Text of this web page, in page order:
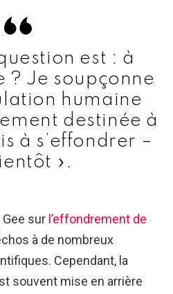
est : à
? Je soupçonne
humaine
destinée à
à s’effondrer –
».
sur l’effondrement de
à de nombreux
Cependant, la
souvent mise en arrière